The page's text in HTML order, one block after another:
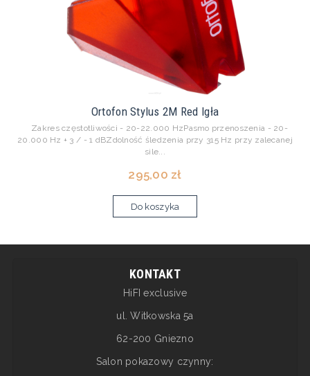
Ortofon Stylus 2M Red Igła
Zakres częstotliwości - 20-22.000 HzPasmo przenoszenia - 20-
20.000 Hz + 3 / - 1 dBZdolność śledzenia przy 315 Hz przy zalecanej
sile...
295,00 zł
Do koszyka
KONTAKT
HiFI exclusive
ul. Witkowska 5a
62-200 Gniezno
Salon pokazowy czynny: